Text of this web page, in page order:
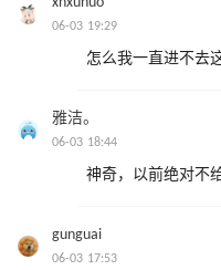
06-03 19:29
怎么我一直进不去
雅洁。
06-03 18:44
神奇，以前绝对不
gunguai
06-03 17:53